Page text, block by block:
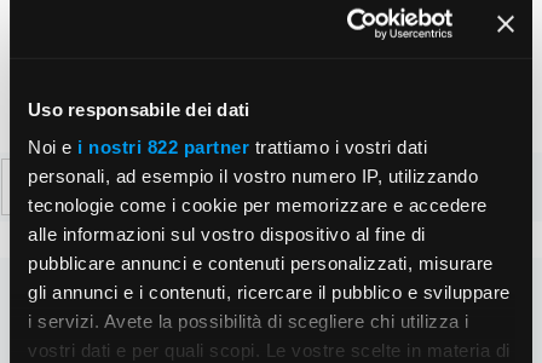
Uso responsabile dei dati
Noi e i nostri 822 partner trattiamo i vostri dati
personali, ad esempio il vostro numero IP, utilizzando
tecnologie come i cookie per memorizzare e accedere
alle informazioni sul vostro dispositivo al fine di
pubblicare annunci e contenuti personalizzati, misurare
gli annunci e i contenuti, ricercare il pubblico e sviluppare
i servizi. Avete la possibilità di scegliere chi utilizza i
vostri dati e per quali scopi. Le vostre scelte in materia di
Ricerca
per: